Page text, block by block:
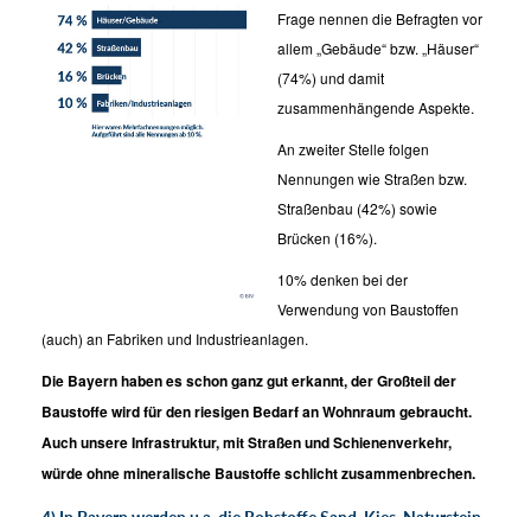
Frage nennen die Befragten vor
allem „Gebäude“ bzw. „Häuser“
(74%) und damit
zusammenhängende Aspekte.
An zweiter Stelle folgen
Nennungen wie Straßen bzw.
Straßenbau (42%) sowie
Brücken (16%).
10% denken bei der
Verwendung von Baustoffen
(auch) an Fabriken und Industrieanlagen.
Die Bayern haben es schon ganz gut erkannt, der Großteil der
Baustoffe wird für den riesigen Bedarf an Wohnraum gebraucht.
Auch unsere Infrastruktur, mit Straßen und Schienenverkehr,
würde ohne mineralische Baustoffe schlicht zusammenbrechen.